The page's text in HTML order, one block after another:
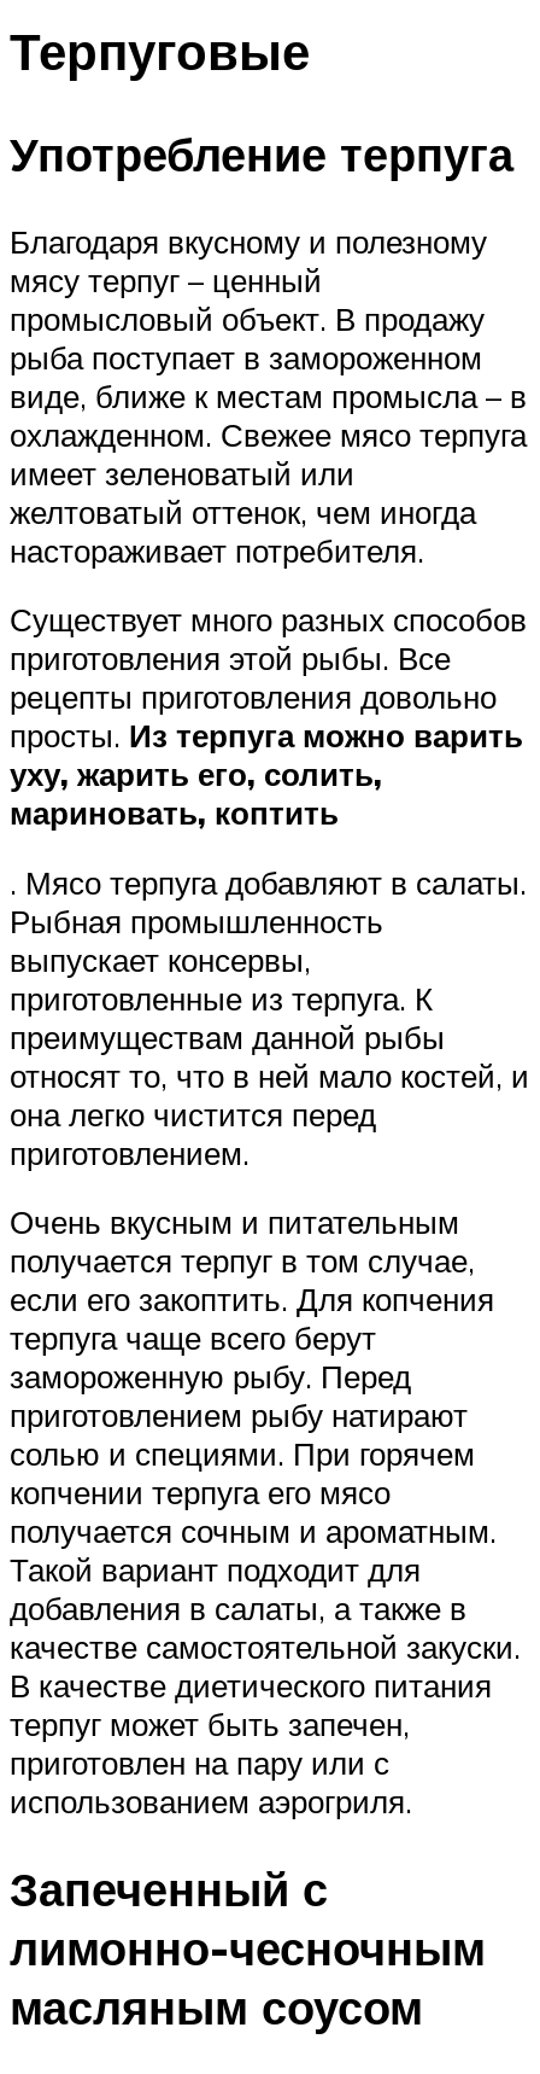
Терпуговые
Употребление терпуга
Благодаря вкусному и полезному
мясу терпуг – ценный
промысловый объект. В продажу
рыба поступает в замороженном
виде, ближе к местам промысла – в
охлажденном. Свежее мясо терпуга
имеет зеленоватый или
желтоватый оттенок, чем иногда
настораживает потребителя.
Существует много разных способов
приготовления этой рыбы. Все
рецепты приготовления довольно
просты. Из терпуга можно варить
уху, жарить его, солить,
мариновать, коптить
. Мясо терпуга добавляют в салаты.
Рыбная промышленность
выпускает консервы,
приготовленные из терпуга. К
преимуществам данной рыбы
относят то, что в ней мало костей, и
она легко чистится перед
приготовлением.
Очень вкусным и питательным
получается терпуг в том случае,
если его закоптить. Для копчения
терпуга чаще всего берут
замороженную рыбу. Перед
приготовлением рыбу натирают
солью и специями. При горячем
копчении терпуга его мясо
получается сочным и ароматным.
Такой вариант подходит для
добавления в салаты, а также в
качестве самостоятельной закуски.
В качестве диетического питания
терпуг может быть запечен,
приготовлен на пару или с
использованием аэрогриля.
Запеченный с
лимонно-чесночным
масляным соусом